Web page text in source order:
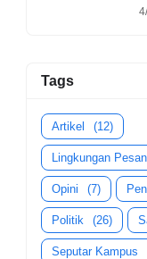
Tags
Artikel (12)
Lingkungan
Opini (7)
Politik (26)
Seputar Kampus